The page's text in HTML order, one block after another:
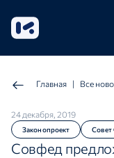
Законопроект Совет
Совфед
24 декабря, 2019
Главная | Все